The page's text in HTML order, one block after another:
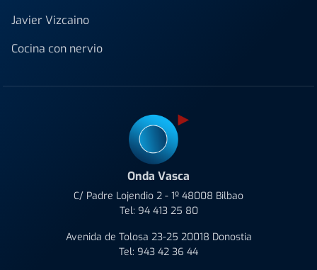
Javier Vizcaino
Cocina con nervio
Onda Vasca
C/ Padre Lojendio 2 - 1º 48008 Bilbao
Tel: 94 413 25 80
Avenida de Tolosa 23-25 20018 Donostia
Tel: 943 42 36 44